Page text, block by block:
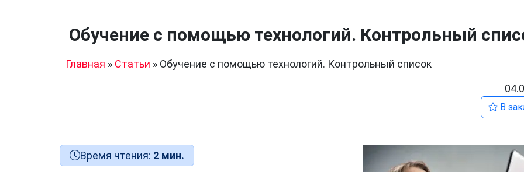
Обучение с помощью технологий. Контрольный
Главная » Статьи » Обучение с помощью технологий. Контрольный список
В
Время чтения: 2 мин.